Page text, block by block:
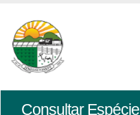
Consultar Espécie